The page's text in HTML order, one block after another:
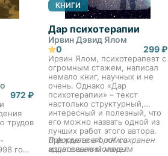
972 ₽
трудов
году
КНИГИ
Дар психотерапии
Ирвин Дэвид Ялом
0
299 ₽
Ирвин Ялом, психотерапевт с
огромным стажем, написал
немало книг, научных и не
очень. Однако «Дар
психотерапии» – текст
настолько структурный,
интересный и полезный, что
его можно назвать одной из
лучших работ этого автора.
Прежде всего книга
адресована молодым
В формате a4.pdf сохранен
издательский макет.